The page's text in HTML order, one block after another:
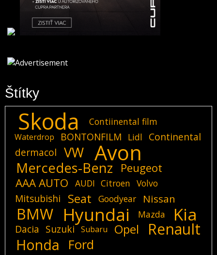
Štítky
Skoda Contiinental film
Waterdrop BONTONFILM Lidl
Continental
dermacol
VW Avon
Mercedes-Benz
Peugeot
AAA AUTO
AUDI Citroen Volvo
Mitsubishi Seat Goodyear Nissan
BMW Hyundai Mazda Kia
Dacia Suzuki Subaru Opel Renault
Honda Ford